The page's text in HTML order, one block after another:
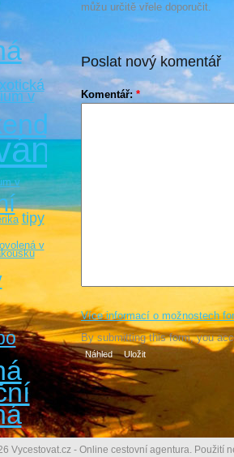
v
v
tipy
v
můžu určitě vřele doporučit.
Poslat nový komentář
Komentář: *
Více informací o možnostech
By submitting this form, you
Vycestovat.cz - Online cestovní agentura. Použití